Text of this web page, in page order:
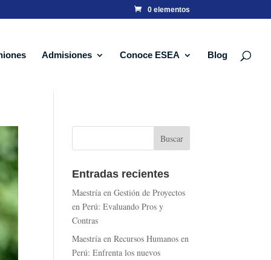
0 elementos
Admisiones Conoce ESEA Blog
Entradas recientes
Maestría en Gestión de Proyectos
en Perú: Evaluando Pros y
Contras
Maestría en Recursos Humanos en
Perú: Enfrenta los nuevos